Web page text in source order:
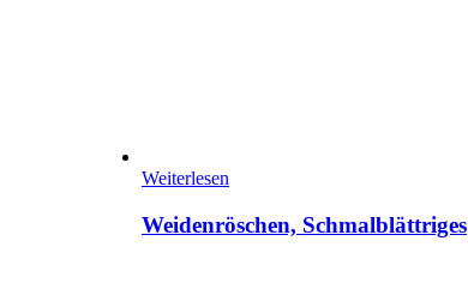
Weiterlesen
Weidenröschen, Schmalblättriges